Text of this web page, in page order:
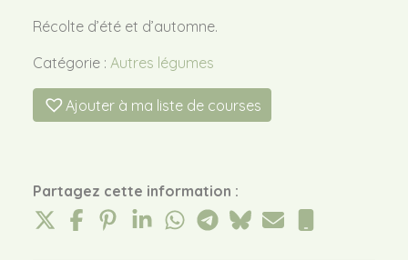
Récolte d’été et d’automne.
Catégorie : Autres légumes
Ajouter à ma liste de courses
Partagez cette information :